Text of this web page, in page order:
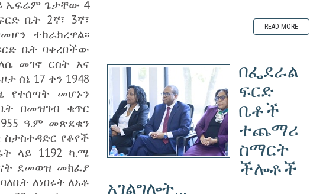
ኤፍሬም ጌታቸው 4
ቤት 2ኛ፣ 3ኛ፣
ተከራክረዋል፡፡
ቤት ባቀረበችው
መገኖ ርስት እና
ሰኔ 17 ቀን 1948
የተሰጣት መሆኑን
በመዝገብ ቁጥር
ዓ.ም መጽደቁን
የቆየች
ላይ 1192 ካ.ሜ
ደመወዝ መክፈያ
ለነበሩት ለአቶ
READ MORE
በፌደራል
ፍርድ
ቤቶች
ተጨማሪ
ስማርት
ችሎቶች
አገልግሎት...